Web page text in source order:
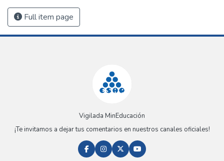
Full item page
Vigilada MinEducación
¡Te invitamos a dejar tus comentarios en nuestros canales oficiales!